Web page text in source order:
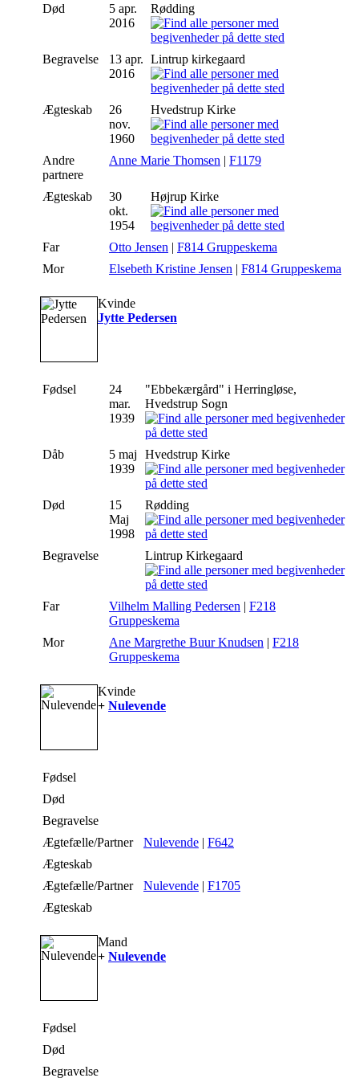
Død
5 apr.
2016
Rødding
Begravelse
13 apr.
2016
Lintrup kirkegaard
Ægteskab
26
nov.
1960
Hvedstrup Kirke
Andre
partnere
Anne Marie Thomsen | F1179
Ægteskab
30
okt.
1954
Højrup Kirke
Far Otto Jensen | F814 Gruppeskema
Mor
Elsebeth Kristine Jensen | F814 Gruppeskema
Kvinde
Jytte Pedersen
Fødsel
24
mar.
1939
"Ebbekærgård" i Herringløse,
Hvedstrup Sogn
Dåb
5 maj
1939
Hvedstrup Kirke
Død
15
Maj
1998
Rødding
Begravelse Lintrup Kirkegaard
Far Vilhelm Malling Pedersen | F218
Gruppeskema
Mor
Ane Margrethe Buur Knudsen | F218
Gruppeskema
Kvinde
+ Nulevende
Fødsel
Død
Begravelse
Ægtefælle/Partner
Nulevende | F642
Ægteskab
Ægtefælle/Partner
Nulevende | F1705
Ægteskab
Mand
+ Nulevende
Fødsel
Død
Begravelse